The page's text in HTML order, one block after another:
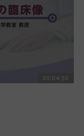
00:04:50